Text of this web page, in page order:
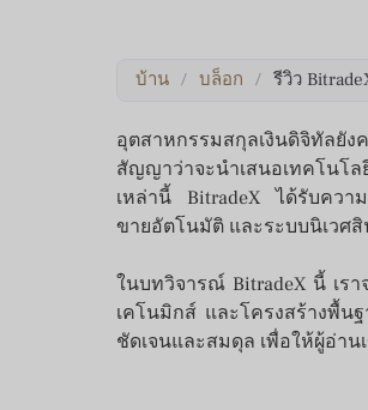
บ้าน / บล็อก / รีวิว
อุตสาหกรรมสกุลเงินดิจิทัล
สัญญาว่าจะนำเสนอเทคโน
เหล่านี้ BitradeX ได้รับควา
ขายอัตโนมัติ และระบบนิเวศ
ในบทวิจารณ์ BitradeX นี้ เร
เคโนมิกส์ และโครงสร้างพื้น
ชัดเจนและสมดุล เพื่อให้ผู้อ่า